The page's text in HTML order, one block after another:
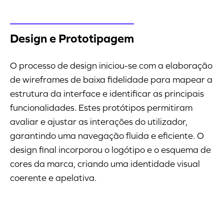
Design e Prototipagem
O processo de design iniciou-se com a elaboração
de wireframes de baixa fidelidade para mapear a
estrutura da interface e identificar as principais
funcionalidades. Estes protótipos permitiram
avaliar e ajustar as interações do utilizador,
garantindo uma navegação fluida e eficiente. O
design final incorporou o logótipo e o esquema de
cores da marca, criando uma identidade visual
coerente e apelativa.